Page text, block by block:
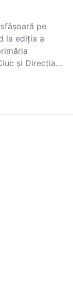
pe
la ediţia a
şi Direcţia…